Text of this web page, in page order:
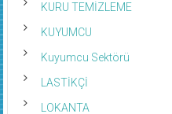
KURU TEMİZLEME
KUYUMCU
Kuyumcu Sektörü
LASTİKÇİ
LOKANTA